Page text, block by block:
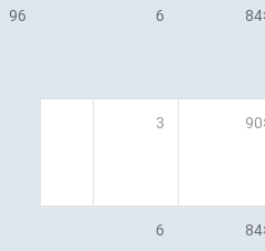
6
96
3
6